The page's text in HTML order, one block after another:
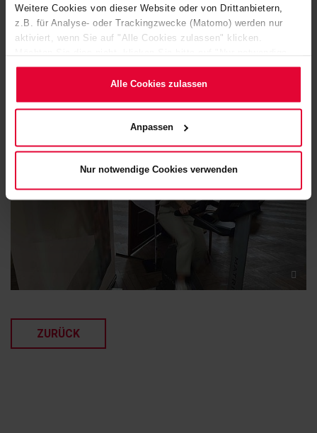
Weitere Cookies von dieser Website oder von Drittanbietern,
z.B. für Analyse- oder Trackingzwecke (Matomo) werden nur
aktiviert, wenn Sie auf "Alle Cookies zulassen" klicken.
Cookies verwenden". Mehr dazu (einschließlich der Möglichkeit,
die Einwilligungserklärung zu ändern oder zu widerrufen)
Website) bzw. derDatenschutzerklärung.
Alle Cookies zulassen
Anpassen
Nur notwendige Cookies verwenden
jetzt an „Kleine Herzen Westerwald e.V.“ übergeben konnte.
https://kleine-herzen-westerwald.de/
ZURÜCK